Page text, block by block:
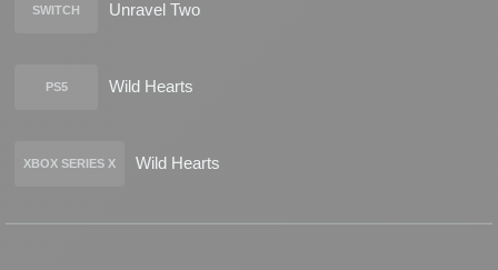
SWITCH Unravel Two
PS5 Wild Hearts
XBOX SERIES X Wild Hearts